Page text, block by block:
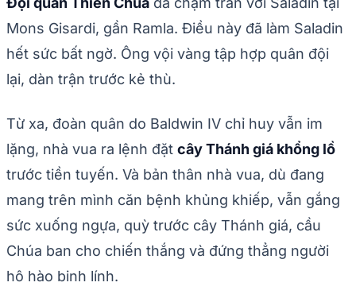
Mons Gisardi, gần Ramla. Điều này đã làm Saladin
hết sức bất ngờ. Ông vội vàng tập hợp quân đội
lại, dàn trận trước kẻ thù.
Từ xa, đoàn quân do Baldwin IV chỉ huy vẫn im
lặng, nhà vua ra lệnh đặt cây Thánh giá khổng lồ
trước tiền tuyến. Và bản thân nhà vua, dù đang
mang trên mình căn bệnh khủng khiếp, vẫn gắng
sức xuống ngựa, quỳ trước cây Thánh giá, cầu
Chúa ban cho chiến thắng và đứng thẳng người
hô hào binh lính.